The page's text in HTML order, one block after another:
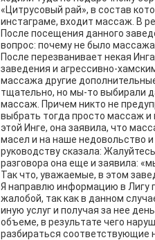
«Цитрусовый рай», в состав
инстаграме, входит массаж. В
После посещения данного
вопрос: почему не было
После перезванивает некая
заведения и агрессивно-
массажа другие
тщательно, но мы-то выбирали
массаж. Причем никто не
выбрать тогда просто массаж
этой Инге, она заявила, что
масел и на наше недовольство
руководству сказала:
разговора она еще и заявила:
Так что, уважаемые, в этом
Я направлю информацию в Лигу
жалобой, так как в данном
иную услуг и получая за нее
объеме, в результате чего
разбираться соответствующие